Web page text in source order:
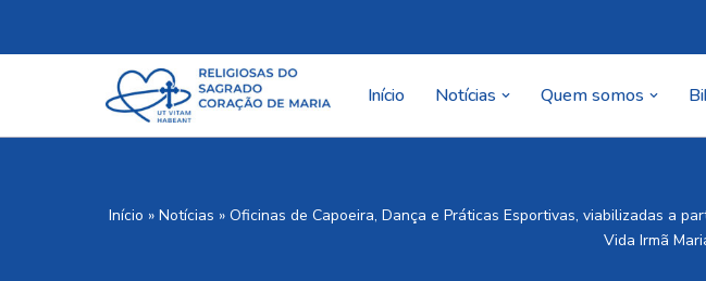
Pular
Início Notícias Quem somos
Início » Notícias » Oficinas de Capoeira, Dança e Práticas Esportivas, viabilizadas a
Vida Irmã